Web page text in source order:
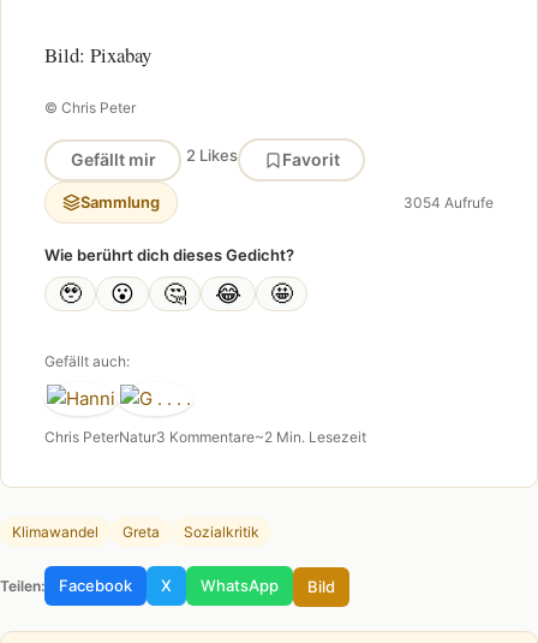
Bild: Pixabay
© Chris Peter
Gefällt mir 2 Likes Favorit
Sammlung 3054 Aufrufe
Wie berührt dich dieses Gedicht?
🥹 😮 🤔 😂 🤩
Gefällt auch:
Chris PeterNatur3 Kommentare~2 Min. Lesezeit
Klimawandel Greta Sozialkritik
Teilen: Facebook X WhatsApp Bild